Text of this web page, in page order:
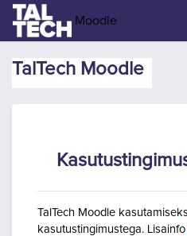
Jäta vahele peasisuni
Moodle
TalTech Moodle
TalTech Moodle
kasutustingimustega. Lisainfo